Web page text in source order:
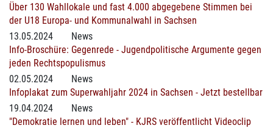
Über 130 Wahllokale und fast 4.000 abgegebene Stimmen bei
der U18 Europa- und Kommunalwahl in Sachsen
13.05.2024
News
Info-Broschüre: Gegenrede - Jugendpolitische Argumente gegen
jeden Rechtspopulismus
02.05.2024
News
Infoplakat zum Superwahljahr 2024 in Sachsen - Jetzt bestellbar
19.04.2024
News
"Demokratie lernen und leben" - KJRS veröffentlicht Videoclip